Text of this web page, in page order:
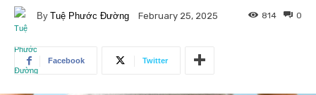
By Tuệ Phước Đường February 25, 2025 0
814
Facebook Twitter